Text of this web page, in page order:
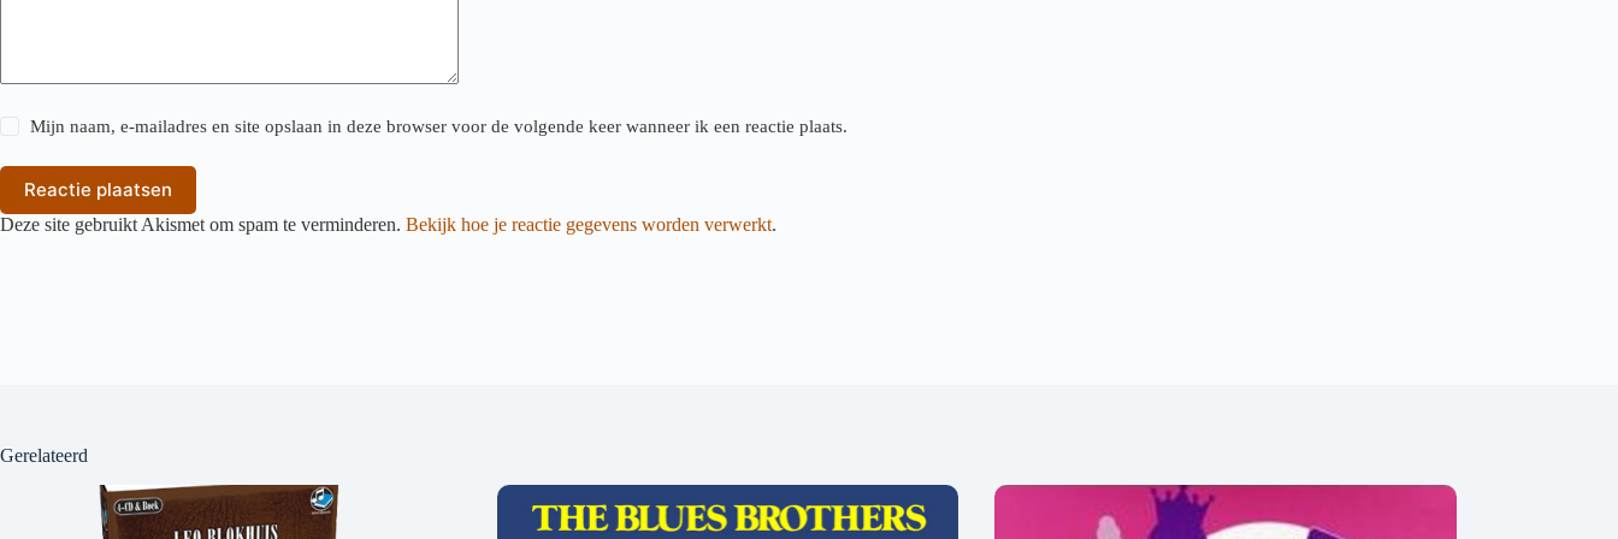
Mijn naam, e-mailadres en site opslaan in deze browser voor de volgende keer wanneer ik een reactie plaats.
Reactie plaatsen
Deze site gebruikt Akismet om spam te verminderen. Bekijk hoe je reactie gegevens worden verwerkt.
Gerelateerd